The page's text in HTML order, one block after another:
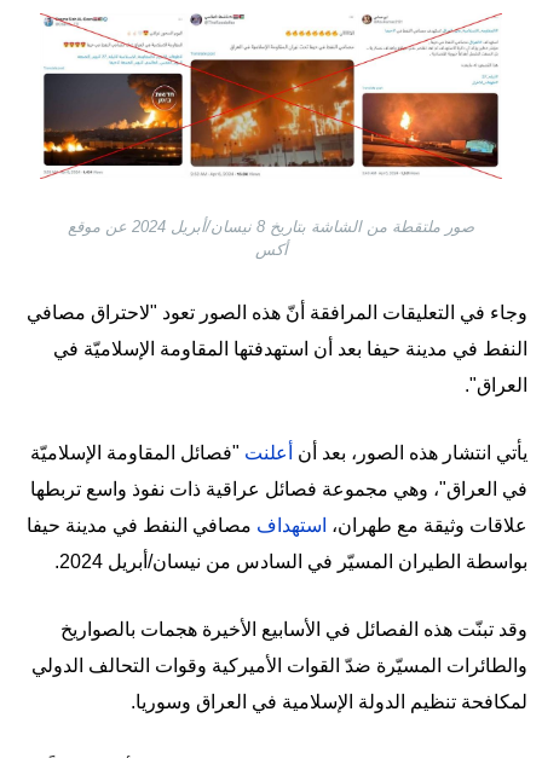
Image
صور ملتقطة من الشاشة بتاريخ 8 نيسان/أبريل 2024 عن موقع
أكس
وجاء في التعليقات المرافقة أنّ هذه الصور تعود "لاحتراق مصافي
النفط في مدينة حيفا بعد أن استهدفتها المقاومة الإسلاميّة في
العراق".
يأتي انتشار هذه الصور، بعد أن أعلنت "فصائل المقاومة الإسلاميّة
في العراق"، وهي مجموعة فصائل عراقية ذات نفوذ واسع تربطها
علاقات وثيقة مع طهران، استهداف مصافي النفط في مدينة حيفا
بواسطة الطيران المسيّر في السادس من نيسان/أبريل 2024.
وقد تبنّت هذه الفصائل في الأسابيع الأخيرة هجمات بالصواريخ
والطائرات المسيّرة ضدّ القوات الأميركية وقوات التحالف الدولي
لمكافحة تنظيم الدولة الإسلامية في العراق وسوريا.